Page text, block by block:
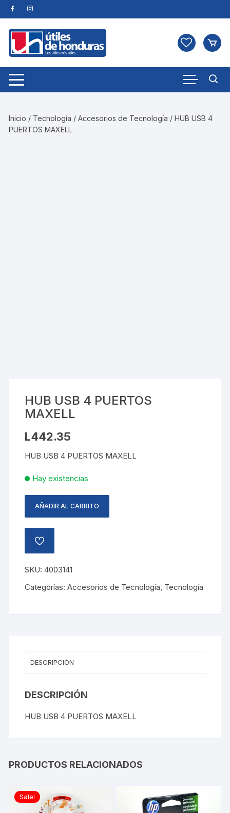
Skip
to
content
Inicio / Tecnología /Accesorios de Tecnología / HUB USB 4
PUERTOS MAXELL
HUB USB 4 PUERTOS
MAXELL
L442.35
HUB USB 4 PUERTOS MAXELL
Hay existencias
cantidad
AÑADIR AL CARRITO
AÑADIR
A
LISTA
DE
DESEOS
SKU:4003141
Categorías:Accesorios de Tecnología, Tecnología
DESCRIPCIÓN
DESCRIPCIÓN
HUB USB 4 PUERTOS MAXELL
PRODUCTOS RELACIONADOS
Sale!